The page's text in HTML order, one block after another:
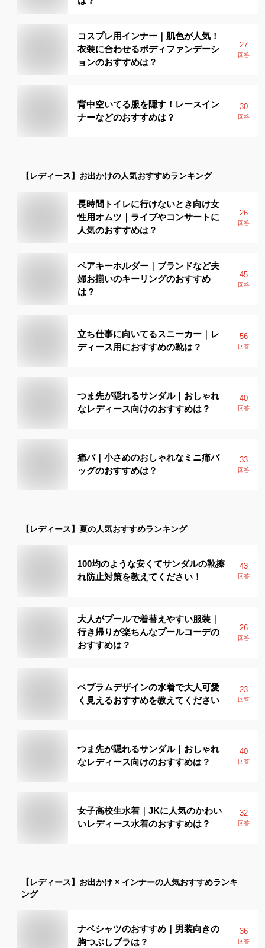
コスプレ用インナー｜肌色が人気！
衣装に合わせるボディファンデーシ
ョンのおすすめは？
27
回答
背中空いてる服を隠す！レースイン
ナーなどのおすすめは？
30
回答
【レディース】 お出かけの人気おすすめランキング
長時間トイレに行けないとき向け女
性用オムツ｜ライブやコンサートに
人気のおすすめは？
26
回答
ペアキーホルダー｜ブランドなど夫
婦お揃いのキーリングのおすすめ
は？
45
回答
立ち仕事に向いてるスニーカー｜レ
ディース用におすすめの靴は？
56
回答
つま先が隠れるサンダル｜おしゃれ
なレディース向けのおすすめは？
40
回答
痛バ｜小さめのおしゃれなミニ痛バ
ッグのおすすめは？
33
回答
【レディース】 夏の人気おすすめランキング
100均のような安くてサンダルの靴擦
れ防止対策を教えてください！
43
回答
大人がプールで着替えやすい服装｜
行き帰りが楽ちんなプールコーデの
おすすめは？
26
回答
ペプラムデザインの水着で大人可愛
く見えるおすすめを教えてください
23
回答
つま先が隠れるサンダル｜おしゃれ
なレディース向けのおすすめは？
40
回答
女子高校生水着｜JKに人気のかわい
いレディース水着のおすすめは？
32
回答
【レディース】 お出かけ × インナーの人気おすすめランキ
ング
ナベシャツのおすすめ｜男装向きの
胸つぶしブラは？
36
回答